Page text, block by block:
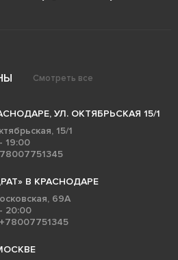
Смотреть все
УЛ. ОКТЯБРЬСКАЯ 15/1
15/1
19:00
В КРАСНОДАРЕ
69А
20:00
+78007751345